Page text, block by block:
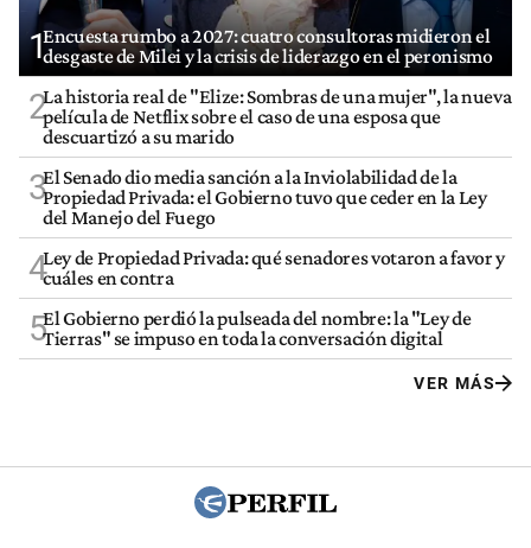
1Encuesta rumbo a 2027: cuatro consultoras midieron el
desgaste de Milei y la crisis de liderazgo en el peronismo
2La historia real de "Elize: Sombras de una mujer", la nueva
película de Netflix sobre el caso de una esposa que
descuartizó a su marido
3El Senado dio media sanción a la Inviolabilidad de la
Propiedad Privada: el Gobierno tuvo que ceder en la Ley
del Manejo del Fuego
4Ley de Propiedad Privada: qué senadores votaron a favor y
cuáles en contra
5El Gobierno perdió la pulseada del nombre: la "Ley de
Tierras" se impuso en toda la conversación digital
VER MÁS